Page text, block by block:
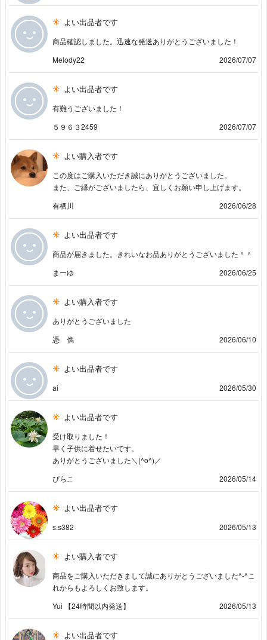
よい出品者です
商品確認しました。迅速な発送ありがとうございました！
Melody22
2026/07/07
よい出品者です
有難うございました！
５９６３2459
2026/07/07
よい購入者です
この度はご購入いただき誠にありがとうございました。
また、ご縁がございましたら、宜しくお願い申し上げます。
有栖川
2026/06/28
よい出品者です
商品が届きました。きれいなお品ありがとうございました＾＾
まーゆ
2026/06/25
よい購入者です
ありがとうございました
憑 儁
2026/06/10
よい出品者です
ai 2026/05/30
よい出品者です
受け取りました！
早く子供に着せたいです。
ありがとうございました＼(^o^)／
ぴらこ
2026/05/14
よい出品者です
s.s382 2026/05/13
よい購入者です
商品をご購入いただきまして誠にありがとうございました^-^こ
れからもよろしくお致します。
Yui 【24時間以内発送】
2026/05/13
よい出品者です